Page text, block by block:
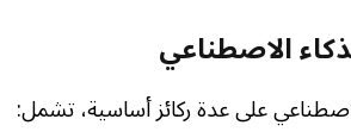
الاصطناعي
على عدة ركائز أساسية، تشمل: